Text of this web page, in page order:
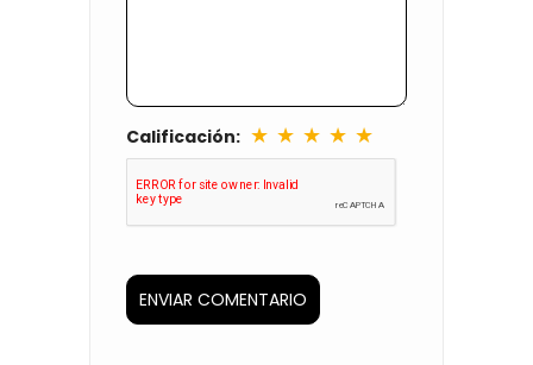
Calificación: ★ ★ ★ ★ ★